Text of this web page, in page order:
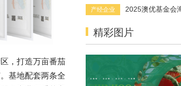
，打造万亩番茄
基地配套两条全
产经企业 2025澳优基金会
精彩图片